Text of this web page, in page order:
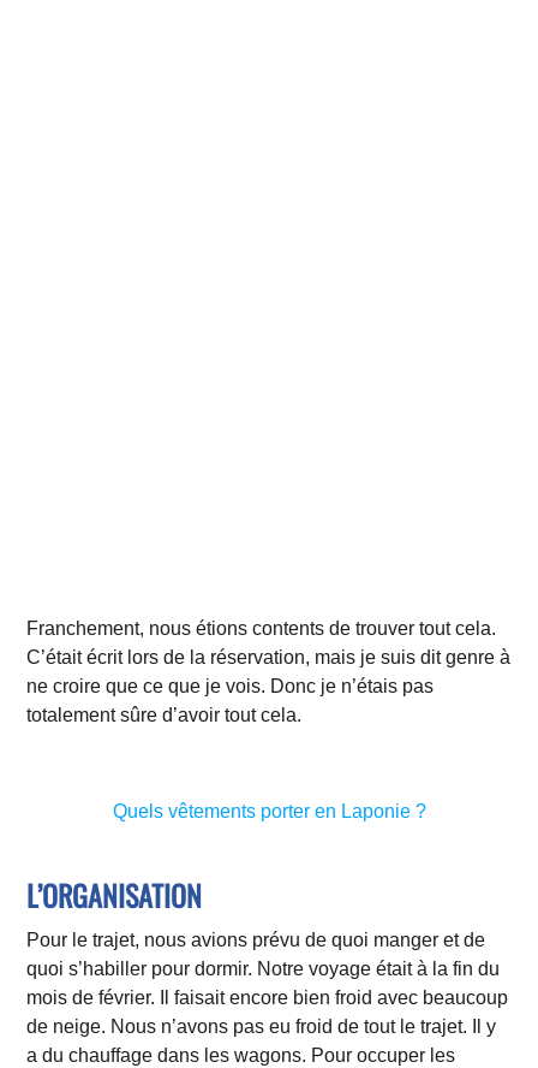
Franchement, nous étions contents de trouver tout cela.
C’était écrit lors de la réservation, mais je suis dit genre à
ne croire que ce que je vois. Donc je n’étais pas
totalement sûre d’avoir tout cela.
Quels vêtements porter en Laponie ?
L’ORGANISATION
Pour le trajet, nous avions prévu de quoi manger et de
quoi s’habiller pour dormir. Notre voyage était à la fin du
mois de février. Il faisait encore bien froid avec beaucoup
de neige. Nous n’avons pas eu froid de tout le trajet. Il y
a du chauffage dans les wagons. Pour occuper les